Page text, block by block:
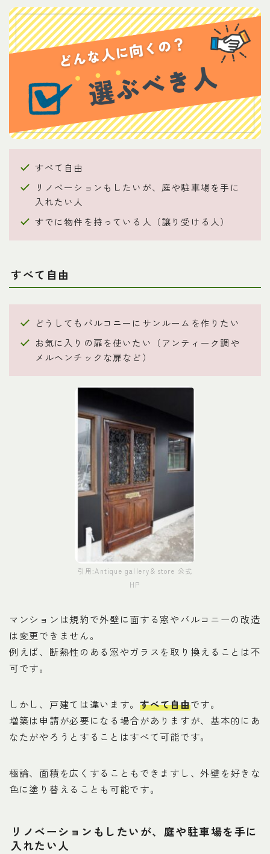
すべて自由
リノベーションもしたいが、庭や駐車場を手に
入れたい人
すでに物件を持っている人（譲り受ける人）
すべて自由
どうしてもバルコニーにサンルームを作りたい
お気に入りの扉を使いたい（アンティーク調や
メルヘンチックな扉など）
引用:Antique gallery＆store 公式
HP
マンションは規約で外壁に面する窓やバルコニーの改造
は変更できません。
例えば、断熱性のある窓やガラスを取り換えることは不
可です。
しかし、戸建ては違います。すべて自由です。
増築は申請が必要になる場合がありますが、基本的にあ
なたがやろうとすることはすべて可能です。
極論、面積を広くすることもできますし、外壁を好きな
色に塗り替えることも可能です。
リノベーションもしたいが、庭や駐車場を手に
入れたい人